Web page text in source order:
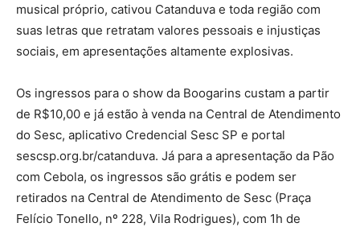
musical próprio, cativou Catanduva e toda região com
suas letras que retratam valores pessoais e injustiças
sociais, em apresentações altamente explosivas.
Os ingressos para o show da Boogarins custam a partir
de R$10,00 e já estão à venda na Central de Atendimento
do Sesc, aplicativo Credencial Sesc SP e portal
sescsp.org.br/catanduva. Já para a apresentação da Pão
com Cebola, os ingressos são grátis e podem ser
retirados na Central de Atendimento de Sesc (Praça
Felício Tonello, nº 228, Vila Rodrigues), com 1h de